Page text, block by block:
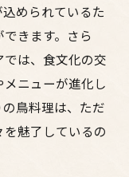
められているた
きます。さら
は、食文化の交
ニューが進化し
鳥料理は、ただ
魅了しているの